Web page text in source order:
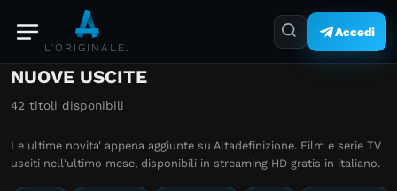
L'ORIGINALE.
Accedi
NUOVE USCITE
42 titoli disponibili
Le ultime novita' appena aggiunte su Altadefinizione. Film e serie TV
usciti nell'ultimo mese, disponibili in streaming HD gratis in italiano.